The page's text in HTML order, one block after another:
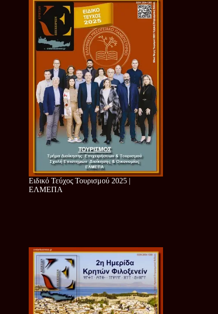
Ειδικό Τεύχος Τουρισμού 2025 |
ΕΛΜΕΠΑ